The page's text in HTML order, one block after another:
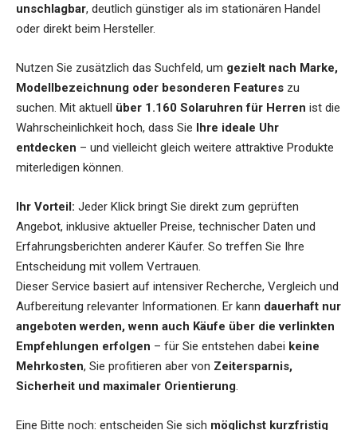
unschlagbar, deutlich günstiger als im stationären Handel
oder direkt beim Hersteller.
Nutzen Sie zusätzlich das Suchfeld, um gezielt nach Marke,
Modellbezeichnung oder besonderen Features zu
suchen. Mit aktuell über 1.160 Solaruhren für Herren ist die
Wahrscheinlichkeit hoch, dass Sie Ihre ideale Uhr
entdecken – und vielleicht gleich weitere attraktive Produkte
miterledigen können.
Ihr Vorteil: Jeder Klick bringt Sie direkt zum geprüften
Angebot, inklusive aktueller Preise, technischer Daten und
Erfahrungsberichten anderer Käufer. So treffen Sie Ihre
Entscheidung mit vollem Vertrauen.
Dieser Service basiert auf intensiver Recherche, Vergleich und
Aufbereitung relevanter Informationen. Er kann dauerhaft nur
angeboten werden, wenn auch Käufe über die verlinkten
Empfehlungen erfolgen – für Sie entstehen dabei keine
Mehrkosten, Sie profitieren aber von Zeitersparnis,
Sicherheit und maximaler Orientierung.
Eine Bitte noch: entscheiden Sie sich möglichst kurzfristig